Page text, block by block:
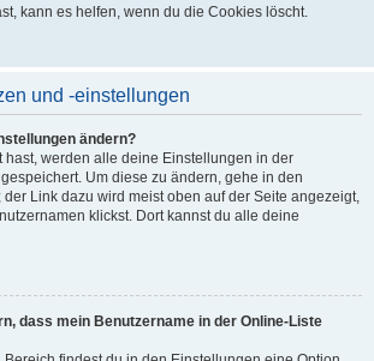
kann es helfen, wenn du die Cookies löscht.
und -einstellungen
ändern?
hast, werden alle deine Einstellungen in der
Um diese zu ändern, gehe in den
der Link dazu wird meist oben auf der Seite angezeigt,
klickst. Dort kannst du alle deine
dass mein Benutzername in der Online-Liste